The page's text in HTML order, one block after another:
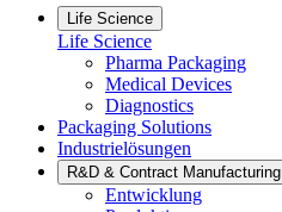
Life Science
Life Science
Pharma Packaging
Medical Devices
Diagnostics
Packaging Solutions
Industrielösungen
R&D & Contract Manufacturing
Entwicklung